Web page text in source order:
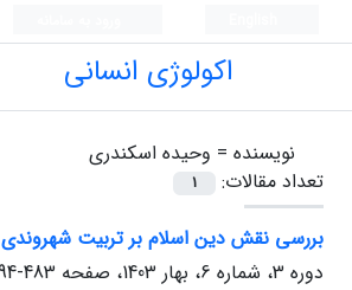
اکولوژی انسانی
نویسنده = وحیده اسکندری
تعداد مقالات:
1
بررسی نقش دین اسلام بر تربیت شهروندی
دوره 3، شماره 6، بهار 1403، صفحه
483-494